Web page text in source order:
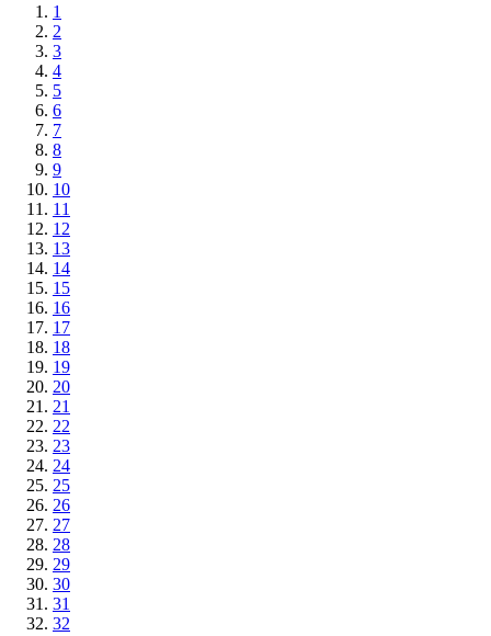
1
2
3
4
5
6
7
8
9
10
11
12
13
14
15
16
17
18
19
20
21
22
23
24
25
26
27
28
29
30
31
32